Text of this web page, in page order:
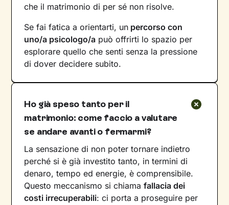
che il matrimonio di per sé non risolve.
Se fai fatica a orientarti, un percorso con
uno/a psicologo/a può offrirti lo spazio per
esplorare quello che senti senza la pressione
di dover decidere subito.
Ho già speso tanto per il
matrimonio: come faccio a valutare
se andare avanti o fermarmi?
La sensazione di non poter tornare indietro
perché si è già investito tanto, in termini di
denaro, tempo ed energie, è comprensibile.
Questo meccanismo si chiamafallacia dei
costi irrecuperabili: ci porta a proseguire per